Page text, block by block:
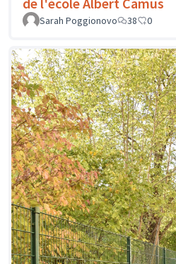
Sarah Poggionovo
38 0